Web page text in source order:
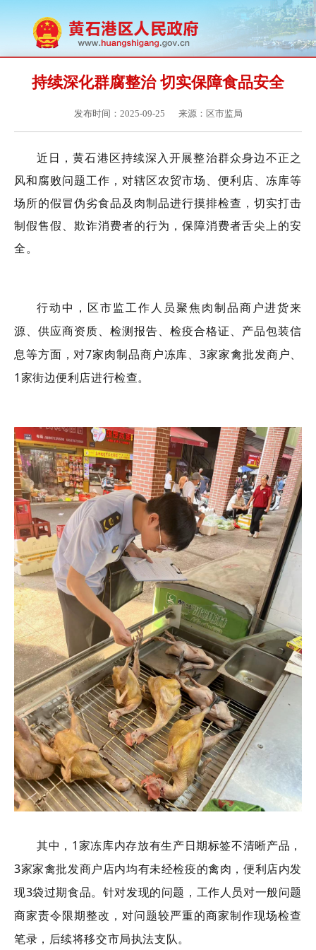
持续深化群腐整治 切实保障食品安全
发布时间：2025-09-25 来源：区市监局
近日，黄石港区持续深入开展整治群众身边不正之
风和腐败问题工作，对辖区农贸市场、便利店、冻库等
场所的假冒伪劣食品及肉制品进行摸排检查，切实打击
制假售假、欺诈消费者的行为，保障消费者舌尖上的安
全。
行动中，区市监工作人员聚焦肉制品商户进货来
源、供应商资质、检测报告、检疫合格证、产品包装信
息等方面，对7家肉制品商户冻库、3家家禽批发商户、
1家街边便利店进行检查。
其中，1家冻库内存放有生产日期标签不清晰产品，
3家家禽批发商户店内均有未经检疫的禽肉，便利店内发
现3袋过期食品。针对发现的问题，工作人员对一般问题
商家责令限期整改，对问题较严重的商家制作现场检查
笔录，后续将移交市局执法支队。